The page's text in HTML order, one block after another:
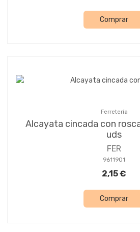
Comprar
Ferretería
Alcayata cincada con
uds
FER
9611901
2,15 €
Comprar